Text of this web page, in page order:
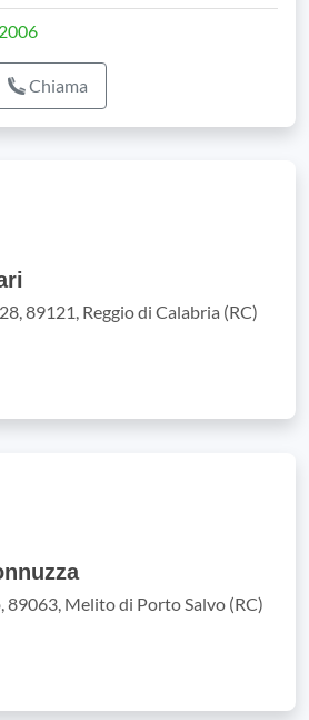
Chiama
89121, Reggio di Calabria (RC)
89063, Melito di Porto Salvo (RC)